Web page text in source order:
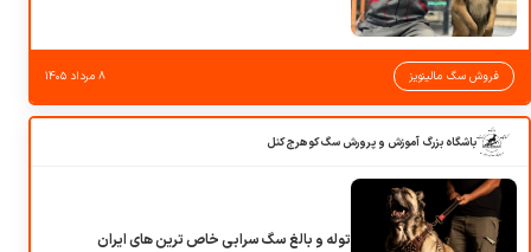
فروش سگ مالینویز ۸ مرداد ۱۴۰۵
باشگاه بزرگ آموزش و پرورش سگ کوهرج کنل
توله و بالغ سگ سرابی خاص ترین های ایران